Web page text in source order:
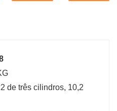
suporte à
garantia de
durante o período
de três cilindros, 10,2